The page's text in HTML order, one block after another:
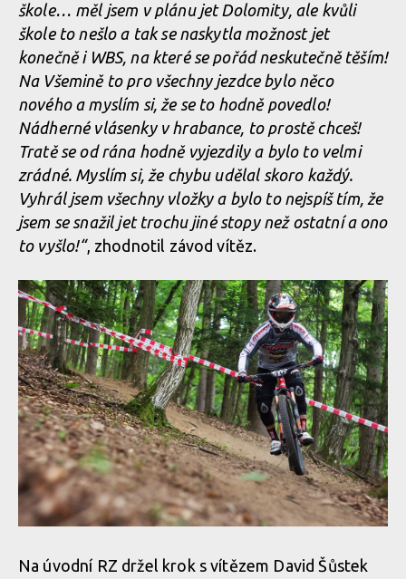
škole… měl jsem v plánu jet Dolomity, ale kvůli
škole to nešlo a tak se naskytla možnost jet
konečně i WBS, na které se pořád neskutečně těším!
Na Všemině to pro všechny jezdce bylo něco
nového a myslím si, že se to hodně povedlo!
Nádherné vlásenky v hrabance, to prostě chceš!
Tratě se od rána hodně vyjezdily a bylo to velmi
zrádné. Myslím si, že chybu udělal skoro každý.
Vyhrál jsem všechny vložky a bylo to nejspíš tím, že
jsem se snažil jet trochu jiné stopy než ostatní a ono
to vyšlo!“, zhodnotil závod vítěz.
Na úvodní RZ držel krok s vítězem David Šůstek